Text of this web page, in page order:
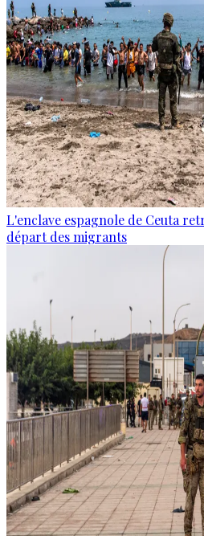
L'enclave espagnole de Ceuta
départ des migrants